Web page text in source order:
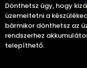
Dönthetsz úgy, hogy
üzemeltetni a
bármikor dönthetsz az
rendszerhez
telepíthető.